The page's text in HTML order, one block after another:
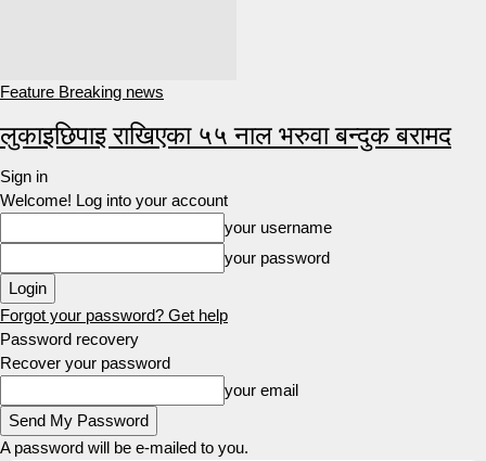
Feature Breaking news
लुकाइछिपाइ राखिएका ५५ नाल भरुवा बन्दुक बरामद
Sign in
Welcome! Log into your account
your username
your password
Forgot your password? Get help
Password recovery
Recover your password
your email
A password will be e-mailed to you.